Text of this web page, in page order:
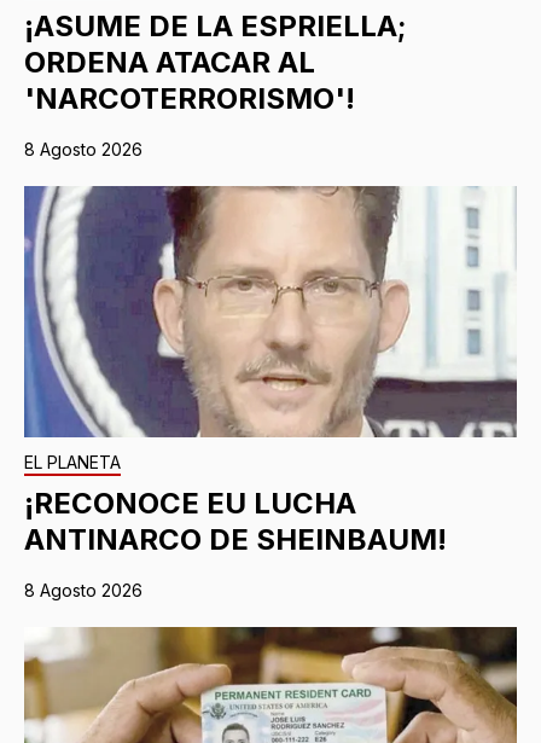
¡ASUME DE LA ESPRIELLA;
ORDENA ATACAR AL
'NARCOTERRORISMO'!
8 Agosto 2026
EL PLANETA
¡RECONOCE EU LUCHA
ANTINARCO DE SHEINBAUM!
8 Agosto 2026